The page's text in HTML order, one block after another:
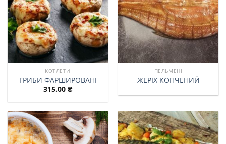
КОТЛЕТИ
ГРИБИ ФАРШИРОВАНІ
315.00 ₴
ПЕЛЬМЕНІ
ЖЕРІХ КОПЧЕНИЙ